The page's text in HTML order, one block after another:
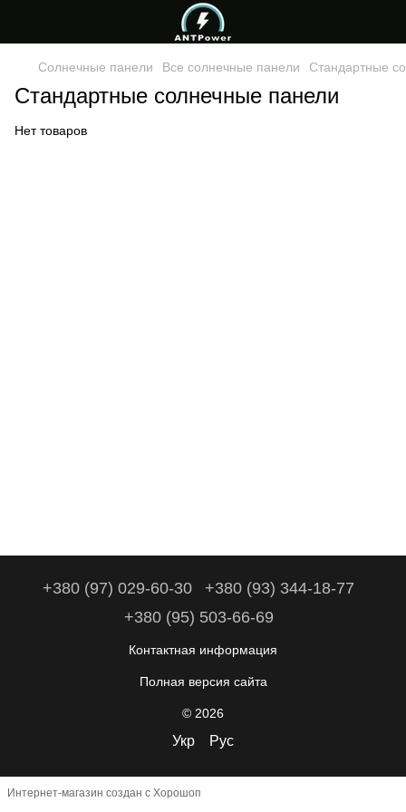
Солнечные панели Все солнечные панели Стандартные
Стандартные солнечные панели
Нет товаров
+380 (97) 029-60-30
+380 (93) 344-18-77
+380 (95) 503-66-69
Контактная информация
Полная версия сайта
© 2026
Укр Рус
Интернет-магазин создан с Хорошоп